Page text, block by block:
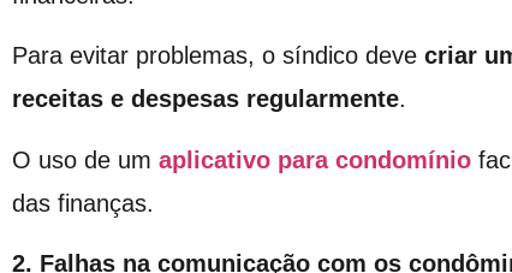
Para evitar problemas, o síndico deve criar
receitas e despesas regularmente.
O uso de um aplicativo para condomínio
das finanças.
2. Falhas na comunicação com os